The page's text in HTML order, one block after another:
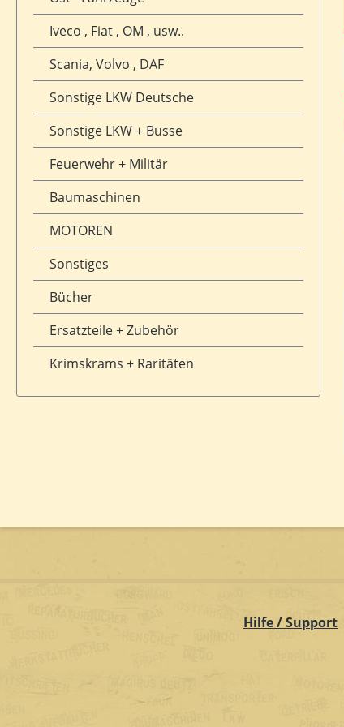
Iveco , Fiat , OM , usw..
Scania, Volvo , DAF
Sonstige LKW Deutsche
Sonstige LKW + Busse
Feuerwehr + Militär
Baumaschinen
MOTOREN
Sonstiges
Bücher
Ersatzteile + Zubehör
Krimskrams + Raritäten
Hilfe / Support